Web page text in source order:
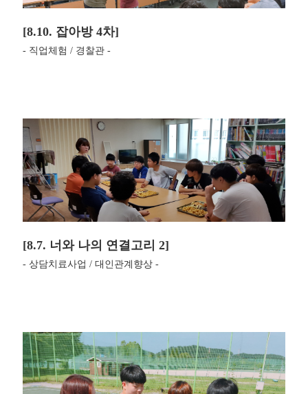
[8.10. 잡아방 4차]
- 직업체험 / 경찰관 -
[8.7. 너와 나의 연결고리 2]
- 상담치료사업 / 대인관계향상 -